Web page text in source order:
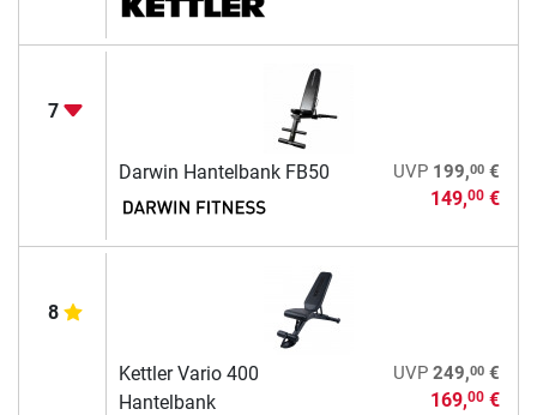
7
Darwin Hantelbank FB50 UVP 199,00€
149,00€
8
Kettler Vario 400
Hantelbank
UVP 249,00€
169,00€